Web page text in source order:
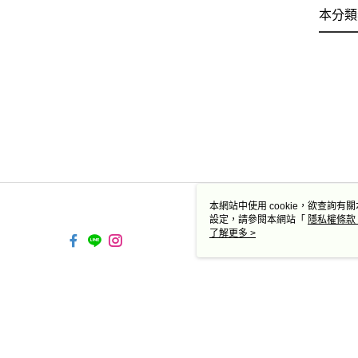
本分
本網站中使用 cookie，欲查詢有
設定，請參閱本網站「 隱私權條款
使用 cookie。
了解更多 >